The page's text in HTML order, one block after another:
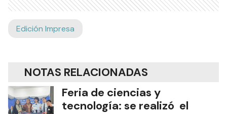
Edición Impresa
NOTAS RELACIONADAS
Feria de ciencias y
tecnología: se realizó el